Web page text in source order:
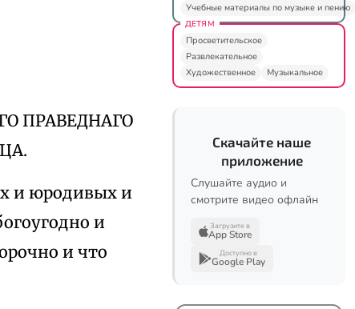
ПРАВЕДНАГО
и юродивых и
и
и что
Учебные материалы по музыке и пению
ДЕТЯМ
Просветительское
Развлекательное
Художественное
Музыкальное
Скачайте наше
приложение
Слушайте аудио и
смотрите видео офлайн
Загрузите в
App Store
Доступно в
Google Play